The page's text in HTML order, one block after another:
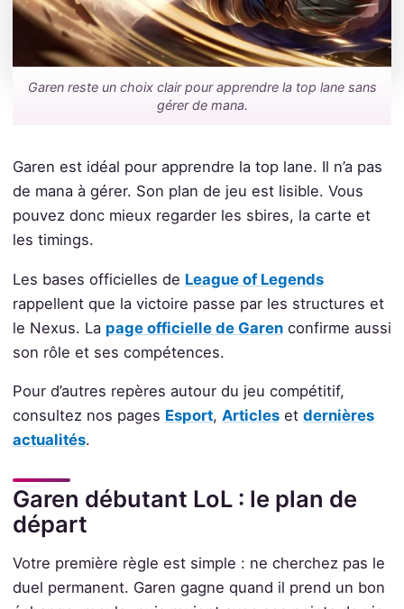
Garen reste un choix clair pour apprendre la top lane sans
gérer de mana.
Garen est idéal pour apprendre la top lane. Il n’a pas
de mana à gérer. Son plan de jeu est lisible. Vous
pouvez donc mieux regarder les sbires, la carte et
les timings.
Les bases officielles de League of Legends
rappellent que la victoire passe par les structures et
le Nexus. La page officielle de Garenconfirme aussi
son rôle et ses compétences.
Pour d’autres repères autour du jeu compétitif,
consultez nos pages Esport, Articleset dernières
actualités.
Garen débutant LoL : le plan de
départ
Votre première règle est simple : ne cherchez pas le
duel permanent. Garen gagne quand il prend un bon